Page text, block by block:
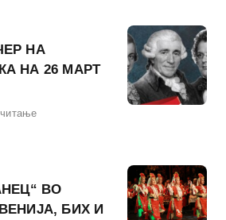
НА
НА 26 МАРТ
ВО
БИХ И